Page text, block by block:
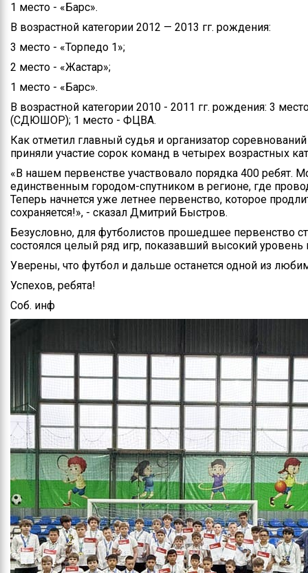
1 место - «Барс».
В возрастной категории 2012 — 2013 гг. рождения:
3 место - «Торпедо 1»;
2 место - «Жастар»;
1 место - «Барс».
В возрастной категории 2010 - 2011 гг. рождения: 3
(СДЮШОР); 1 место - ФЦВА.
Как отметил главный судья и организатор
приняли участие сорок команд в четырех возрастных
«В нашем первенстве участвовало порядка 400 ребят.
единственным городом-спутником в регионе, где
Теперь начнется уже летнее первенство, которое
сохраняется!», - сказал Дмитрий Быстров.
Безусловно, для футболистов прошедшее первенство
состоялся целый ряд игр, показавший высокий уровень
Уверены, что футбол и дальше останется одной из
Успехов, ребята!
Соб. инф